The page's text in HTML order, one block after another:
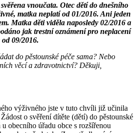
vnoučata. Otec dětí do dnešního
matka neplatí od 01/2016. Ani jeden
Matka děti viděla naposledy 02/2016 a
jak trestní oznámení pro neplacení
09/2016.
do pěstounské péče sama? Nebo
věcí a zdravotnictví? Děkuji,
výživného jste v tuto chvíli již učinila
o svěření dítěte (dětí) do pěstounské
obecního úřadu obce s rozšířenou